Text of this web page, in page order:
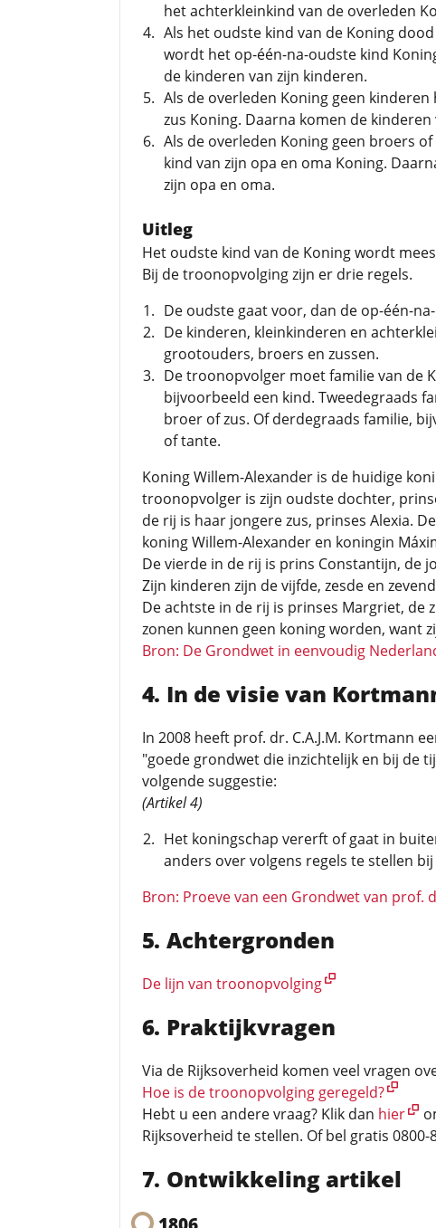
het achterkleinkind van de overleden
Als het oudste kind van de Koning
wordt het op-één-na-oudste kind
de kinderen van zijn kinderen.
Als de overleden Koning geen
zus Koning. Daarna komen de
Als de overleden Koning geen broers
kind van zijn opa en oma Koning.
zijn opa en oma.
Uitleg
Het oudste kind van de Koning wordt
Bij de troonopvolging zijn er drie regels.
De oudste gaat voor, dan de op-één-
De kinderen, kleinkinderen en
grootouders, broers en zussen.
De troonopvolger moet familie van de
bijvoorbeeld een kind. Tweedegraads
broer of zus. Of derdegraads familie,
of tante.
Koning Willem-Alexander is de huidige
troonopvolger is zijn oudste dochter,
de rij is haar jongere zus, prinses Alexia.
koning Willem-Alexander en koningin
De vierde in de rij is prins Constantijn, de
Zijn kinderen zijn de vijfde, zesde en
De achtste in de rij is prinses Margriet, de
zonen kunnen geen koning worden, want
Bron: De Grondwet in eenvoudig
In de visie van
In 2008 heeft prof. dr. C.A.J.M. Kortmann
"goede grondwet die inzichtelijk en bij de
volgende suggestie:
(Artikel 4)
Het koningschap vererft of gaat in
anders over volgens regels te stellen
Bron: Proeve van een Grondwet van prof.
Achtergronden
De lijn van troonopvolging
Praktijkvragen
Via de Rijksoverheid komen veel vragen
Hoe is de troonopvolging geregeld?
Hebt u een andere vraag? Klik dan hier
Rijksoverheid te stellen. Of bel gratis 0800-
Ontwikkeling artikel